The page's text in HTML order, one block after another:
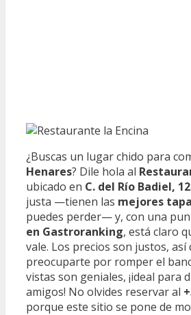
¿Buscas un lugar chido para
Henares? Dile hola al
ubicado en C. del Río Badiel, 12
justa —tienen las mejores
puedes perder— y, con una
en Gastroranking, está claro
vale. Los precios son justos,
preocuparte por romper el
vistas son geniales, ¡ideal para
amigos! No olvides reservar al
porque este sitio se pone de